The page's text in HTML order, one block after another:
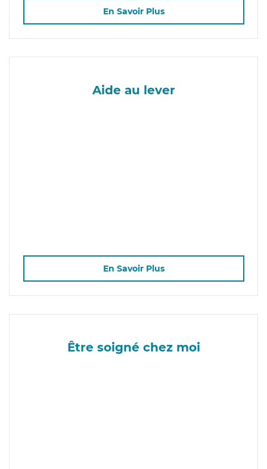
En Savoir Plus
Aide au lever
En Savoir Plus
Être soigné chez moi